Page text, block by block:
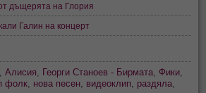
дъщерята на Глория
Галин на концерт
,Алисия, Георги Станоев - Бирмата, Фики,
фолк, нова песен, видеоклип, раздяла,